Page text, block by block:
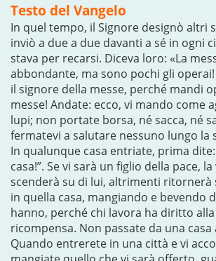
Testo del Vangelo
In quel tempo, il Signore designò altri
inviò a due a due davanti a sé in ogni
stava per recarsi. Diceva loro: «La
abbondante, ma sono pochi gli
il signore della messe, perché mandi
messe! Andate: ecco, vi mando come
lupi; non portate borsa, né sacca, né
fermatevi a salutare nessuno lungo la
In qualunque casa entriate, prima dite:
casa!”. Se vi sarà un figlio della pace,
scenderà su di lui, altrimenti ritornerà
in quella casa, mangiando e bevendo
hanno, perché chi lavora ha diritto
ricompensa. Non passate da una casa
Quando entrerete in una città e vi